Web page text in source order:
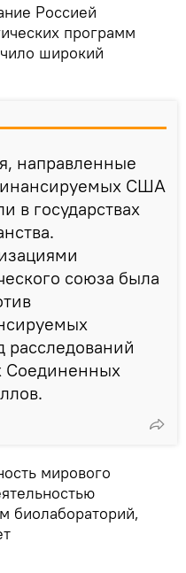
Россией
программ
широкий
направленные
США
в государствах
союза была
Соединенных
мирового
биолабораторий,